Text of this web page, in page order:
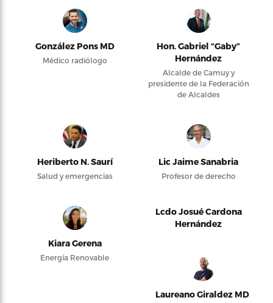
González Pons MD
Médico radiólogo
Hon. Gabriel “Gaby”
Hernández
Alcalde de Camuy y
presidente de la Federación
de Alcaldes
Heriberto N. Saurí
Salud y emergencias
Lic Jaime Sanabria
Profesor de derecho
Kiara Gerena
Energía Renovable
Lcdo Josué Cardona
Hernández
Laureano Giraldez MD